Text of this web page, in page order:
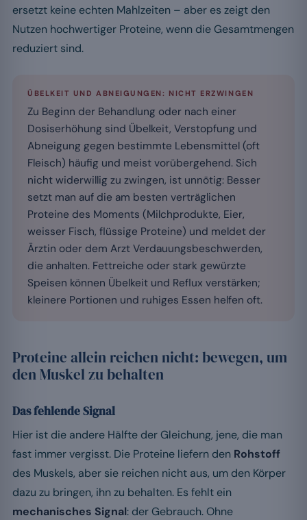
ersetzt keine echten Mahlzeiten – aber es zeigt den
Nutzen hochwertiger Proteine, wenn die Gesamtmengen
reduziert sind.
ÜBELKEIT UND ABNEIGUNGEN: NICHT ERZWINGEN
Zu Beginn der Behandlung oder nach einer
Dosiserhöhung sind Übelkeit, Verstopfung und
Abneigung gegen bestimmte Lebensmittel (oft
Fleisch) häufig und meist vorübergehend. Sich
nicht widerwillig zu zwingen, ist unnötig: Besser
setzt man auf die am besten verträglichen
Proteine des Moments (Milchprodukte, Eier,
weisser Fisch, flüssige Proteine) und meldet der
Ärztin oder dem Arzt Verdauungsbeschwerden,
die anhalten. Fettreiche oder stark gewürzte
Speisen können Übelkeit und Reflux verstärken;
kleinere Portionen und ruhiges Essen helfen oft.
Proteine allein reichen nicht: bewegen, um
den Muskel zu behalten
Das fehlende Signal
Hier ist die andere Hälfte der Gleichung, jene, die man
fast immer vergisst. Die Proteine liefern den Rohstoff
des Muskels, aber sie reichen nicht aus, um den Körper
dazu zu bringen, ihn zu behalten. Es fehlt ein
mechanisches Signal: der Gebrauch. Ohne